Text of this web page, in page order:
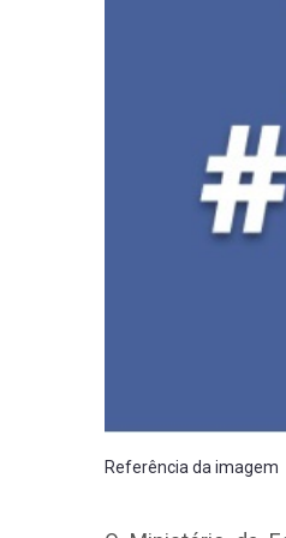
Referência da imagem